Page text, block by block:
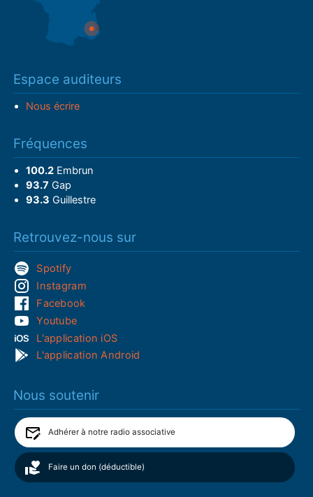
Espace auditeurs
Nous écrire
Fréquences
100.2Embrun
93.7 Gap
93.3 Guillestre
Retrouvez-nous sur
Spotify
Instagram
Facebook
Youtube
L'application iOS
L'application Android
Nous soutenir
Adhérer à notre radio associative
Faire un don (déductible)